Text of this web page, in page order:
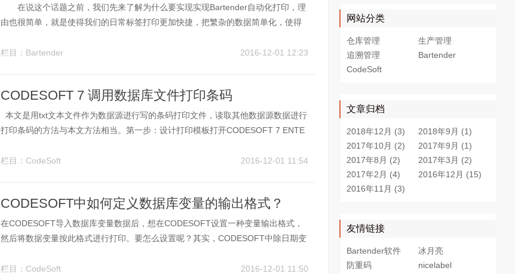
在说这个话题之前，我们先来了解为什么要实现实现Bartender自动化打印，理
由也很简单，就是使得我们的日常标签打印更加快捷，把繁杂的数据简单化，使得
追溯.如何实现BarTender自动化打印标签作业的方式也是挺多的，不同的操作环
栏目： Bartender 2016-12-01 12:23
CODESOFT 7 调用数据库文件打印条码
本文是用txt文本文件作为数据源进行写的条码打印文件，读取其他数据源数据进行
打印条码的方法与本文方法相当。第一步：设计打印模板打开CODESOFT 7 ENTE
击“填充器”-“添加”变量是文本的话就先建立一个“文本”，右击“文本...
栏目： CodeSoft 2016-12-01 11:54
CODESOFT中如何定义数据库变量的输出格式？
在CODESOFT导入数据库变量数据后，想在CODESOFT设置一种变量输出格式，
然后将数据变量按此格式进行打印。要怎么设置呢？其实，CODESOFT中除日期变
据库变量的输出格式。CODESOFT 2015中，假如连接到软件的数据库数据格式
栏目： CodeSoft 2016-12-01 11:50
网站分类
仓库管理
生产管理
追溯管理
Bartender
CodeSoft
文章归档
2018年12月 (3)
2018年9月 (1)
2017年10月 (2)
2017年9月 (1)
2017年8月 (2)
2017年3月 (2)
2017年2月 (4)
2016年12月 (15)
2016年11月 (3)
友情链接
Bartender软件
冰月亮
防重码
nicelabel